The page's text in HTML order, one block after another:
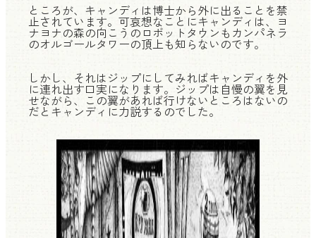
ところが、キャンディは博士から外に出ることを禁
止されています。可哀想なことにキャンディは、ヨ
ナヨナの森の向こうのロボットタウンもカンパネラ
のオルゴールタワーの頂上も知らないのです。
しかし、それはジップにしてみればキャンディを外
に連れ出す口実になります。ジップは自慢の翼を見
せながら、この翼があれば行けないところはないの
だとキャンディに力説するのでした。